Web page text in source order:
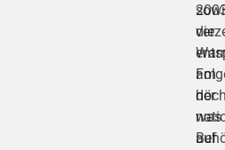
die
der
am
was
auf